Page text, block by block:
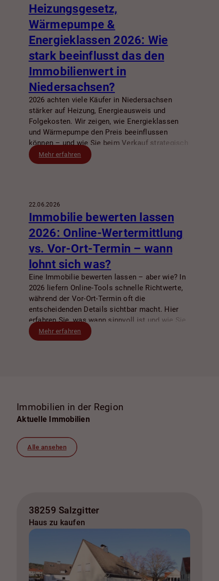
Heizungsgesetz,
Wärmepumpe &
Energieklassen 2026: Wie
stark beeinflusst das den
Immobilienwert in
Niedersachsen?
2026 achten viele Käufer in Niedersachsen
stärker auf Heizung, Energieausweis und
Folgekosten. Wir zeigen, wie Energieklassen
und Wärmepumpe den Preis beeinflussen
können – und wie Sie beim Verkauf strategisch
vorgehen.
Mehr erfahren
22.06.2026
Immobilie bewerten lassen
2026: Online-Wertermittlung
vs. Vor-Ort-Termin – wann
lohnt sich was?
Eine Immobilie bewerten lassen – aber wie? In
2026 liefern Online-Tools schnelle Richtwerte,
während der Vor-Ort-Termin oft die
entscheidenden Details sichtbar macht. Hier
erfahren Sie, was wann sinnvoll ist und wie Sie
den besten Start in Verkauf oder Vermietung
finden.
Mehr erfahren
Immobilien in der Region
Aktuelle Immobilien
Alle ansehen
38259 Salzgitter
Haus zu kaufen